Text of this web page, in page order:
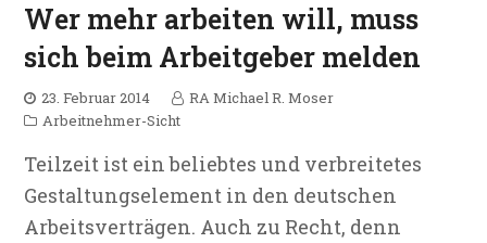
Wer mehr arbeiten will, muss
sich beim Arbeitgeber melden
23. Februar 2014
RA Michael R. Moser
Arbeitnehmer-Sicht
Teilzeit ist ein beliebtes und verbreitetes
Gestaltungselement in den deutschen
Arbeitsverträgen. Auch zu Recht, denn